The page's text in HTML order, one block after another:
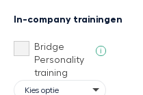
In-company trainingen
Bridge
Personality
training
i